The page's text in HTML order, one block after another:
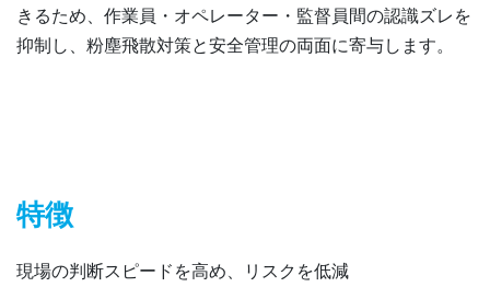
きるため、作業員・オペレーター・監督員間の認識ズレを
抑制し、粉塵飛散対策と安全管理の両面に寄与します。
特徴
現場の判断スピードを高め、リスクを低減